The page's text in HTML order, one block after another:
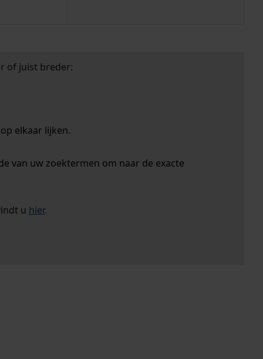
of juist breder:
elkaar lijken.
van uw zoektermen om naar de exacte
u hier.